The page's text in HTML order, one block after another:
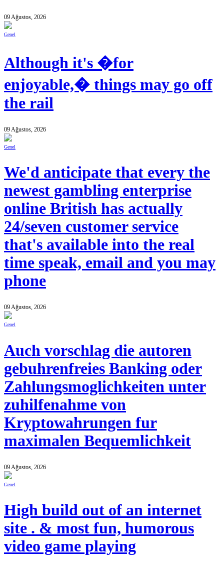
09 Ağustos, 2026
Genel
Although it's �for
enjoyable,� things may go off
the rail
09 Ağustos, 2026
Genel
We'd anticipate that every the
newest gambling enterprise
online British has actually
24/seven customer service
that's available into the real
time speak, email and you may
phone
09 Ağustos, 2026
Genel
Auch vorschlag die autoren
gebuhrenfreies Banking oder
Zahlungsmoglichkeiten unter
zuhilfenahme von
Kryptowahrungen fur
maximalen Bequemlichkeit
09 Ağustos, 2026
Genel
High build out of an internet
site . & most fun, humorous
video game playing